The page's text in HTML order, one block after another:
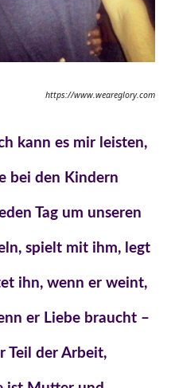
https://www.weareglory.com
kann es mir leisten,
bei den Kindern
Tag um unseren
spielt mit ihm, legt
ihn, wenn er weint,
er Liebe braucht –
Teil der Arbeit,